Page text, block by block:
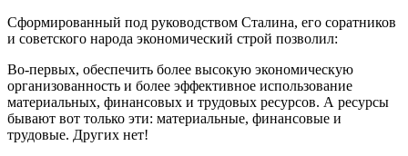
Сформированный под руководством Сталина, его соратников
и советского народа экономический строй позволил:
Во-первых, обеспечить более высокую экономическую
организованность и более эффективное использование
материальных, финансовых и трудовых ресурсов. А ресурсы
бывают вот только эти: материальные, финансовые и
трудовые. Других нет!